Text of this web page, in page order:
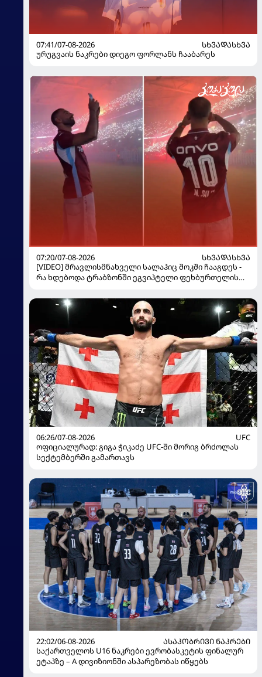
07:41/07-08-2026
ᲡᲮᲕᲐᲓᲐᲡᲮᲕᲐ
ურუგვაის ნაკრები დიეგო ფორლანს ჩააბარეს
07:20/07-08-2026
ᲡᲮᲕᲐᲓᲐᲡᲮᲕᲐ
[VIDEO] მრავლისმნახველი სალაჰიც შოკში ჩააგდეს -
რა ხდებოდა ტრაბზონში ეგვიპტელი ფეხბურთელის
06:26/07-08-2026
UFC
ოფიციალურად: გიგა ჭიკაძე UFC-ში მორიგ ბრძოლას
სექტემბერში გამართავს
22:02/06-08-2026
ᲐᲡᲐᲙᲝᲑᲠᲘᲕᲘ ᲜᲐᲙᲠᲔᲑᲘ
საქართველოს U16 ნაკრები ევრობასკეტის ფინალურ
ეტაპზე – A დივიზიონში ასპარეზობას იწყებს